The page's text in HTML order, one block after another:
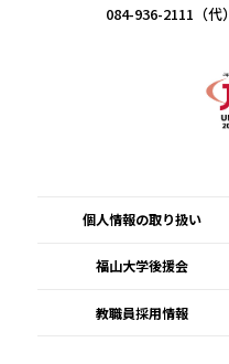
084-936-2111（代）
個人情報の取り扱い
福山大学後援会
教職員採用情報